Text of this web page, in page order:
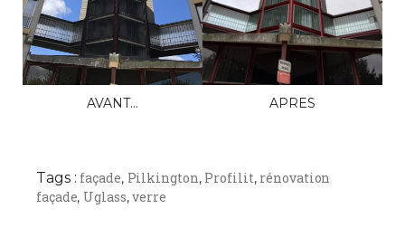
AVANT… APRES
Tags : façade, Pilkington, Profilit, rénovation
façade, Uglass,verre